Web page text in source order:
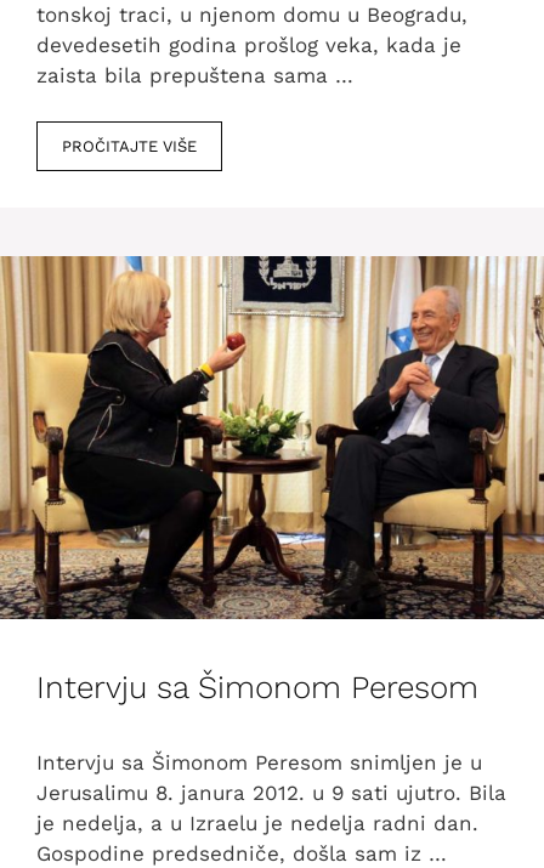
tonskoj traci, u njenom domu u Beogradu,
devedesetih godina prošlog veka, kada je
zaista bila prepuštena sama …
PROČITAJTE VIŠE
Intervju sa Šimonom Peresom
Intervju sa Šimonom Peresom snimljen je u
Jerusalimu 8. janura 2012. u 9 sati ujutro. Bila
je nedelja, a u Izraelu je nedelja radni dan.
Gospodine predsedniče, došla sam iz …